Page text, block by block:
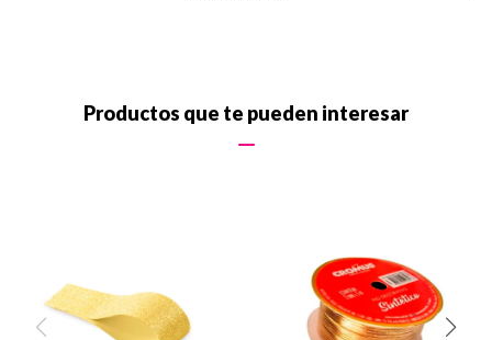
Productos que te pueden interesar